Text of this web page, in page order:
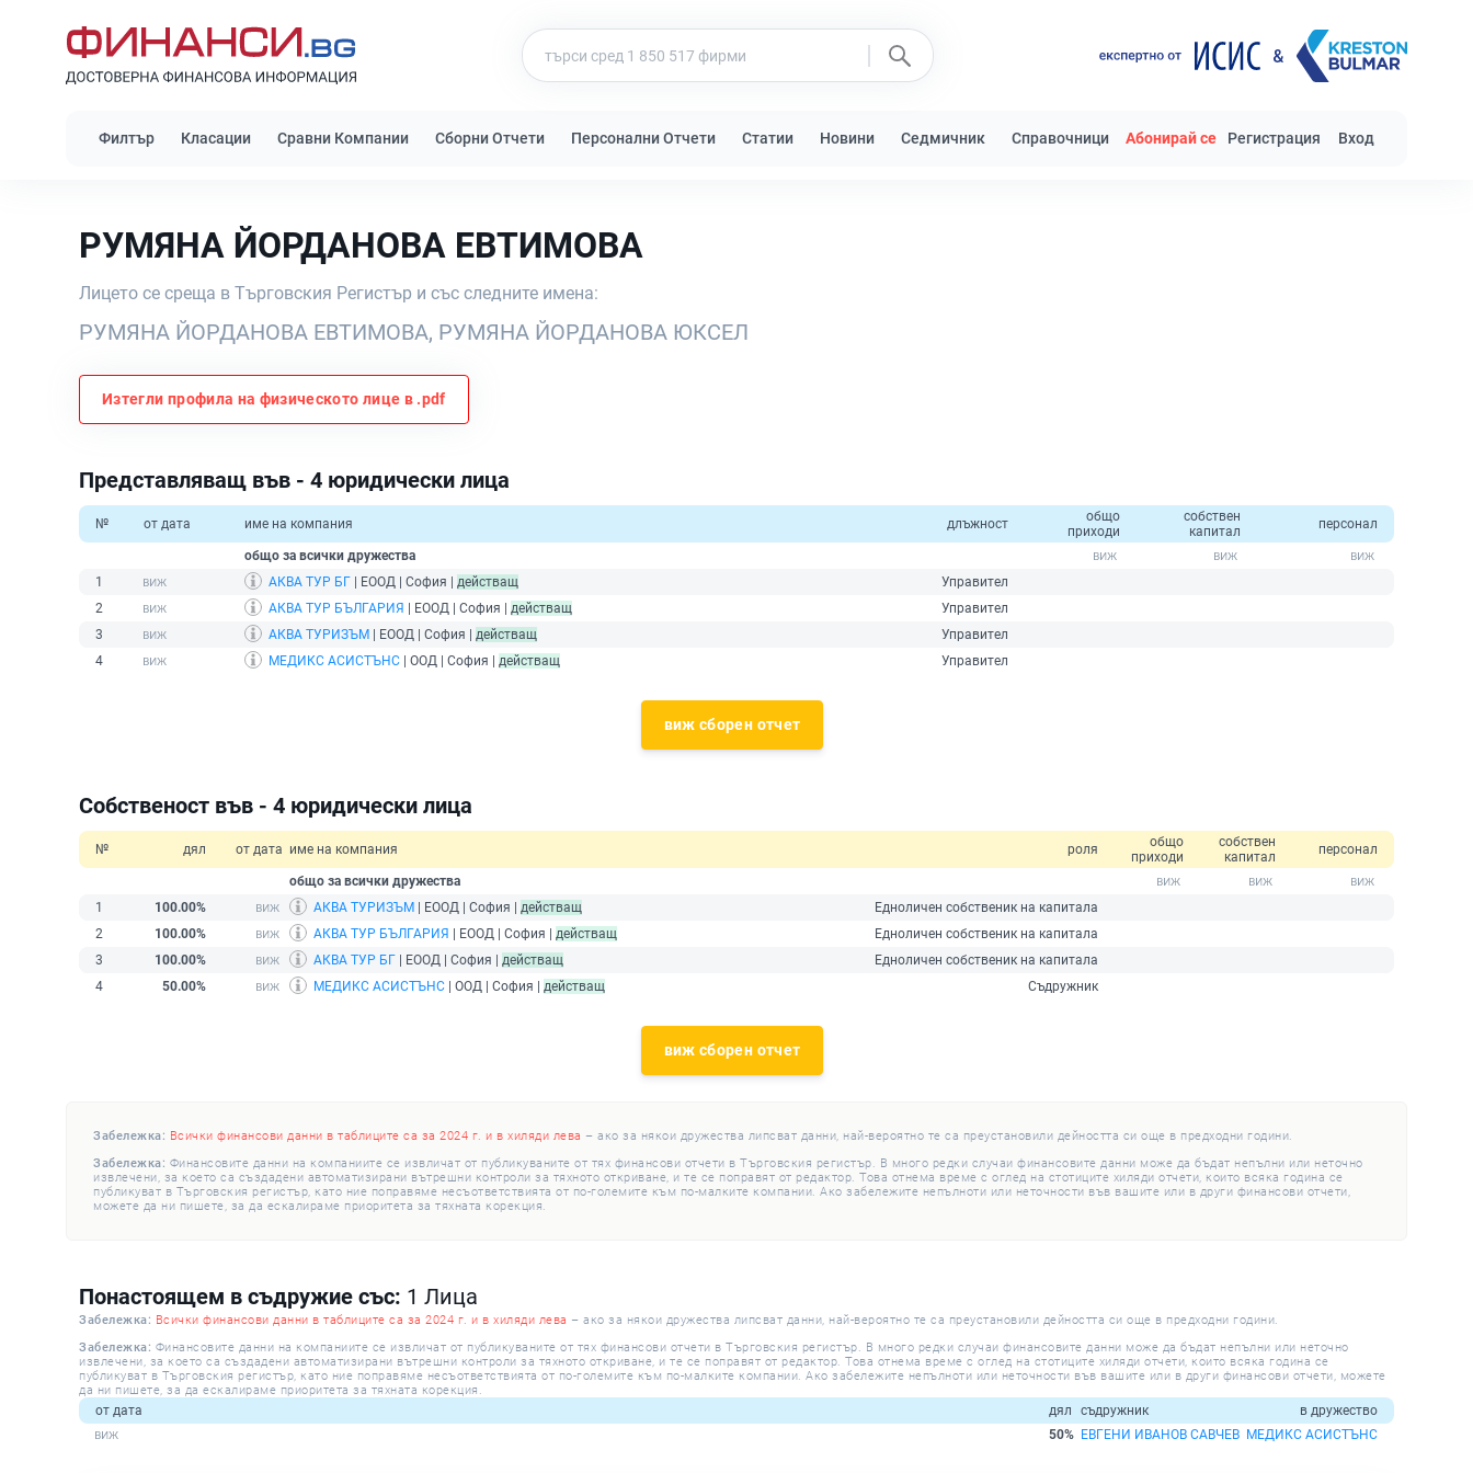
Филтър Класации Сравни Компании Сборни Отчети Персонални Отчети Статии Новини Седмичник Справочници Абонирай се Регистрация Вход
РУМЯНА ЙОРДАНОВА ЕВТИМОВА
Лицето се среща в Търговския Регистър и със следните имена:
РУМЯНА ЙОРДАНОВА ЕВТИМОВА, РУМЯНА ЙОРДАНОВА ЮКСЕЛ
Изтегли профила на физическото лице в .pdf
Представляващ във - 4 юридически лица
№ от дата име на компания длъжност
общо
приходи
собствен
капитал
персонал
общо за всички дружества
1
АКВА ТУР БГ | ЕООД | София | действащ
Управител
2
АКВА ТУР БЪЛГАРИЯ | ЕООД | София | действащ
Управител
3
АКВА ТУРИЗЪМ | ЕООД | София | действащ
Управител
4
МЕДИКС АСИСТЪНС | ООД | София | действащ Управител
виж сборен отчет
Собственост във - 4 юридически лица
№ дял от дата име на компания роля
общо
приходи
собствен
капитал
персонал
общо за всички дружества
1
100.00% АКВА ТУРИЗЪМ | ЕООД | София | действащ
Едноличен собственик на капитала
2
100.00% АКВА ТУР БЪЛГАРИЯ | ЕООД | София | действащ
Едноличен собственик на капитала
3
100.00% АКВА ТУР БГ | ЕООД | София | действащ
Едноличен собственик на капитала
4
50.00% МЕДИКС АСИСТЪНС | ООД | София | действащ Съдружник
виж сборен отчет
Забележка: Всички финансови данни в таблиците са за 2024 г. и в хиляди лева – ако за някои дружества липсват данни, най-вероятно те са преустановили дейността си още в предходни години.
Забележка: Финансовите данни на компаниите се извличат от публикуваните от тях финансови отчети в Търговския регистър. В много редки случаи финансовите данни може да бъдат непълни или неточно
извлечени, за което са създадени автоматизирани вътрешни контроли за тяхното откриване, и те се поправят от редактор. Това отнема време с оглед на стотиците хиляди отчети, които всяка година се
публикуват в Търговския регистър, като ние поправяме несъответствията от по-големите към по-малките компании. Ако забележите непълноти или неточности във вашите или в други финансови отчети,
можете да ни пишете, за да ескалираме приоритета за тяхната корекция.
Понастоящем в съдружие със: 1 Лица
Забележка: Всички финансови данни в таблиците са за 2024 г. и в хиляди лева – ако за някои дружества липсват данни, най-вероятно те са преустановили дейността си още в предходни години.
Забележка: Финансовите данни на компаниите се извличат от публикуваните от тях финансови отчети в Търговския регистър. В много редки случаи финансовите данни може да бъдат непълни или неточно
извлечени, за което са създадени автоматизирани вътрешни контроли за тяхното откриване, и те се поправят от редактор. Това отнема време с оглед на стотиците хиляди отчети, които всяка година се
публикуват в Търговския регистър, като ние поправяме несъответствията от по-големите към по-малките компании. Ако забележите непълноти или неточности във вашите или в други финансови отчети, можете
да ни пишете, за да ескалираме приоритета за тяхната корекция.
от дата дял съдружник
в дружество
50% ЕВГЕНИ ИВАНОВ САВЧЕВ МЕДИКС АСИСТЪНС